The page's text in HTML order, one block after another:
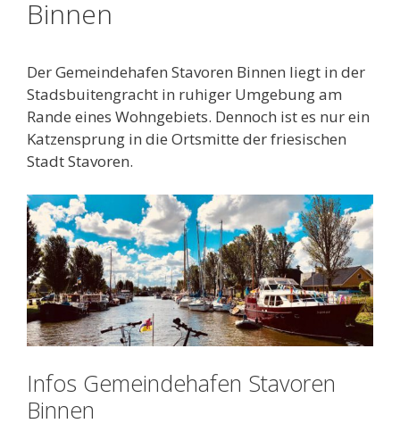
Binnen
Der Gemeindehafen Stavoren Binnen liegt in der
Stadsbuitengracht in ruhiger Umgebung am
Rande eines Wohngebiets. Dennoch ist es nur ein
Katzensprung in die Ortsmitte der friesischen
Stadt Stavoren.
Infos Gemeindehafen Stavoren
Binnen